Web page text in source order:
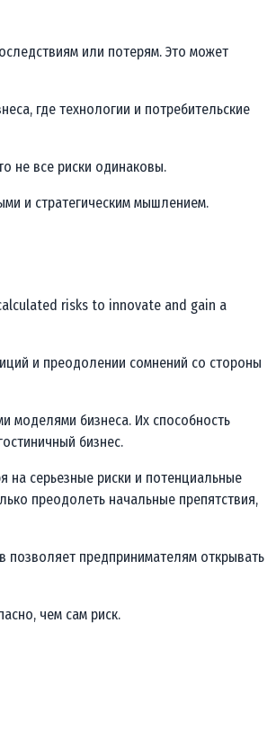
или потерям. Это может
где технологии и потребительские
не все риски одинаковы.
и стратегическим мышлением.
risks to innovate and gain a
и преодолении сомнений со стороны
моделями бизнеса. Их способность
бизнес.
на серьезные риски и потенциальные
преодолеть начальные препятствия,
позволяет предпринимателям открывать
чем сам риск.